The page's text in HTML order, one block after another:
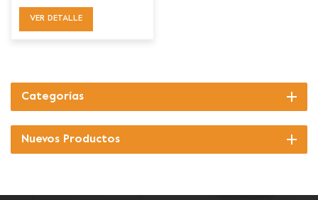
herramientas de
VER DETALLE
Categorías
Nuevos Productos